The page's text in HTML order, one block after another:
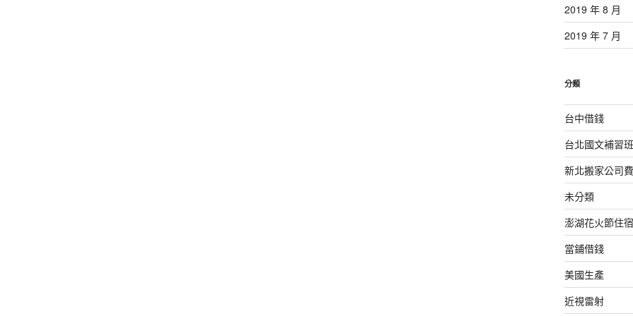
2019 年 8 月
2019 年 7 月
分類
台中借錢
台北國文補習班
新北搬家公司
未分類
澎湖花火節住
當鋪借錢
美國生產
近視雷射